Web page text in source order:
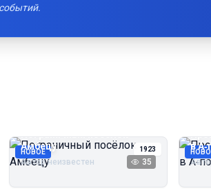
НОВОЕ 1923
Пограничный посёлок
Амбецу
Автор неизвестен 35
в